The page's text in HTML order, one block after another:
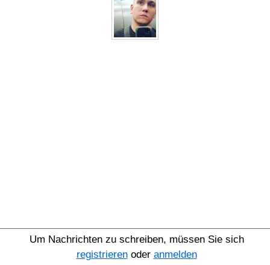
Um Nachrichten zu schreiben, müssen Sie sich
registrierenoder anmelden